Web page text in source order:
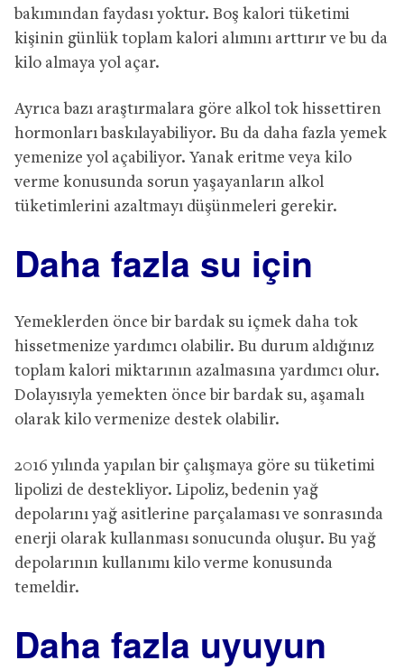
bakımından faydası yoktur. Boş kalori tüketimi
kişinin günlük toplam kalori alımını arttırır ve bu da
kilo almaya yol açar.
Ayrıca bazı araştırmalara göre alkol tok hissettiren
hormonları baskılayabiliyor. Bu da daha fazla yemek
yemenize yol açabiliyor. Yanak eritme veya kilo
verme konusunda sorun yaşayanların alkol
tüketimlerini azaltmayı düşünmeleri gerekir.
Daha fazla su için
Yemeklerden önce bir bardak su içmek daha tok
hissetmenize yardımcı olabilir. Bu durum aldığınız
toplam kalori miktarının azalmasına yardımcı olur.
Dolayısıyla yemekten önce bir bardak su, aşamalı
olarak kilo vermenize destek olabilir.
2016 yılında yapılan bir çalışmaya göre su tüketimi
lipolizi de destekliyor. Lipoliz, bedenin yağ
depolarını yağ asitlerine parçalaması ve sonrasında
enerji olarak kullanması sonucunda oluşur. Bu yağ
depolarının kullanımı kilo verme konusunda
temeldir.
Daha fazla uyuyun